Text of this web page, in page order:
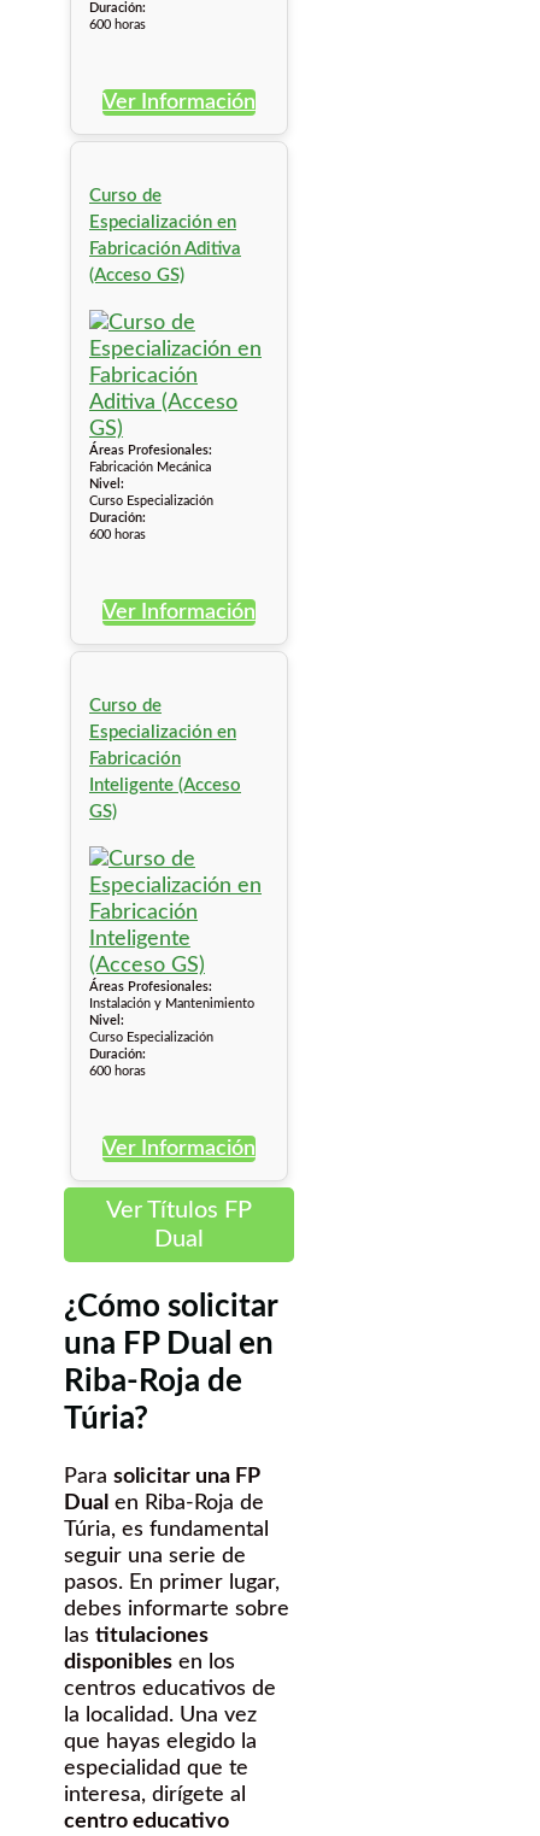
Duración:
600 horas
Ver Información
Curso de
Especialización en
Fabricación Aditiva
(Acceso GS)
Áreas Profesionales:
Fabricación Mecánica
Nivel:
Curso Especialización
Duración:
600 horas
Ver Información
Curso de
Especialización en
Fabricación
Inteligente (Acceso
GS)
Áreas Profesionales:
Instalación y Mantenimiento
Nivel:
Curso Especialización
Duración:
600 horas
Ver Información
Ver Títulos FP
Dual
¿Cómo solicitar
una FP Dual en
Riba-Roja de
Túria?
Para solicitar una FP
Dual en Riba-Roja de
Túria, es fundamental
seguir una serie de
pasos. En primer lugar,
debes informarte sobre
las titulaciones
disponibles en los
centros educativos de
la localidad. Una vez
que hayas elegido la
especialidad que te
interesa, dirígete al
centro educativo